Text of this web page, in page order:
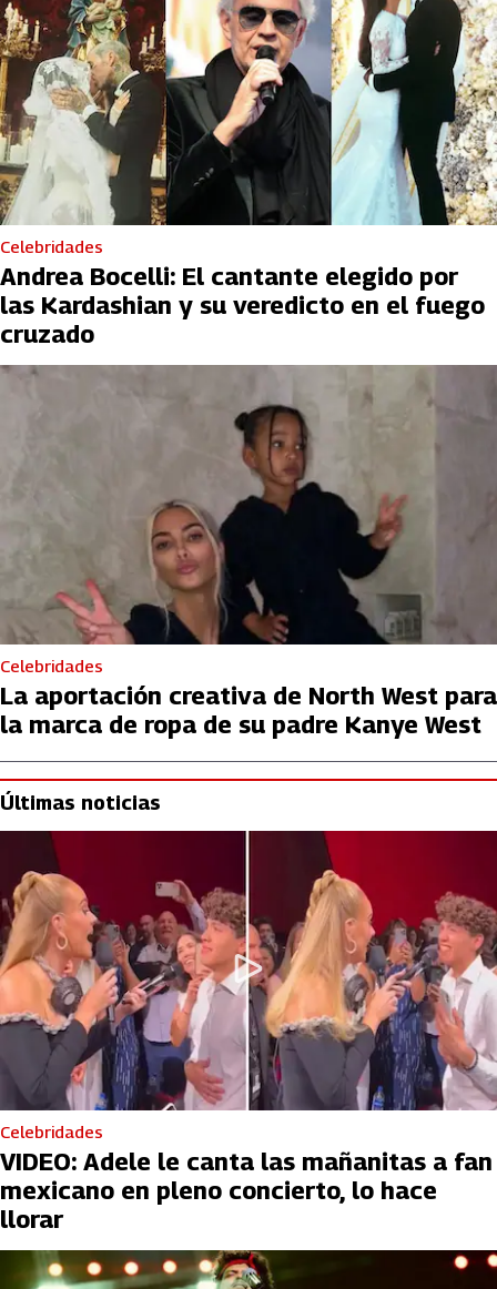
Celebridades
Andrea Bocelli: El cantante elegido por
las Kardashian y su veredicto en el fuego
cruzado
Celebridades
La aportación creativa de North West para
la marca de ropa de su padre Kanye West
Últimas noticias
Celebridades
VIDEO: Adele le canta las mañanitas a fan
mexicano en pleno concierto, lo hace
llorar